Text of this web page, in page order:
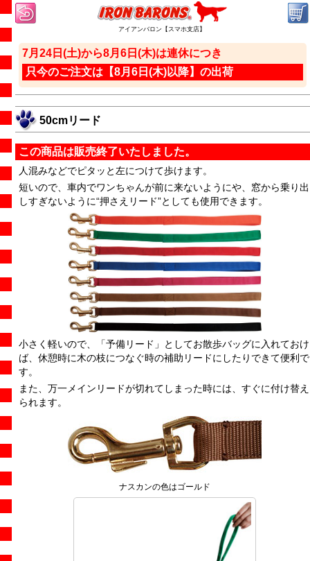
アイアンバロン【スマホ支店】
7月24日(土)から8月6日(木)は連休につき
只今のご注文は【8月6日(木)以降】の出荷
50cmリード
この商品は販売終了いたしました。
人混みなどでピタッと左につけて歩けます。
短いので、車内でワンちゃんが前に来ないようにや、窓から乗り出
しすぎないように“押さえリード”としても使用できます。
小さく軽いので、「予備リード」としてお散歩バッグに入れておけ
ば、休憩時に木の枝につなぐ時の補助リードにしたりできて便利で
す。
また、万一メインリードが切れてしまった時には、すぐに付け替え
られます。
ナスカンの色はゴールド